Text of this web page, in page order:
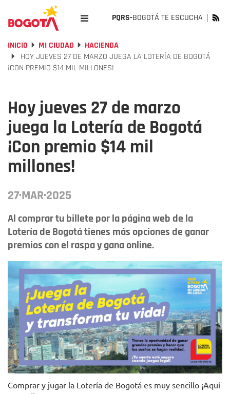
PQRS-BOGOTÁ TE ESCUCHA
INICIO MI CIUDAD
HACIENDA
HOY JUEVES 27 DE MARZO JUEGA LA LOTERÍA DE BOGOTÁ
¡CON PREMIO $14 MIL MILLONES!
Hoy jueves 27 de marzo
juega la Lotería de Bogotá
¡Con premio $14 mil
millones!
27·MAR·2025
Al comprar tu billete por la página web de la
Lotería de Bogotá tienes más opciones de ganar
premios con el raspa y gana online.
Foto: Alcaldía Mayor de Bogotá
Comprar y jugar la Lotería de Bogotá es muy sencillo ¡Aquí